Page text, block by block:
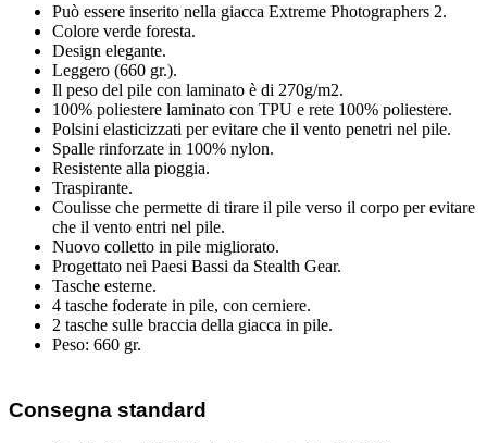
Può essere inserito nella giacca Extreme Photographers 2.
Colore verde foresta.
Design elegante.
Leggero (660 gr.).
Il peso del pile con laminato è di 270g/m2.
100% poliestere laminato con TPU e rete 100% poliestere.
Polsini elasticizzati per evitare che il vento penetri nel pile.
Spalle rinforzate in 100% nylon.
Resistente alla pioggia.
Traspirante.
Coulisse che permette di tirare il pile verso il corpo per evitare
che il vento entri nel pile.
Nuovo colletto in pile migliorato.
Progettato nei Paesi Bassi da Stealth Gear.
Tasche esterne.
4 tasche foderate in pile, con cerniere.
2 tasche sulle braccia della giacca in pile.
Peso: 660 gr.
Consegna standard